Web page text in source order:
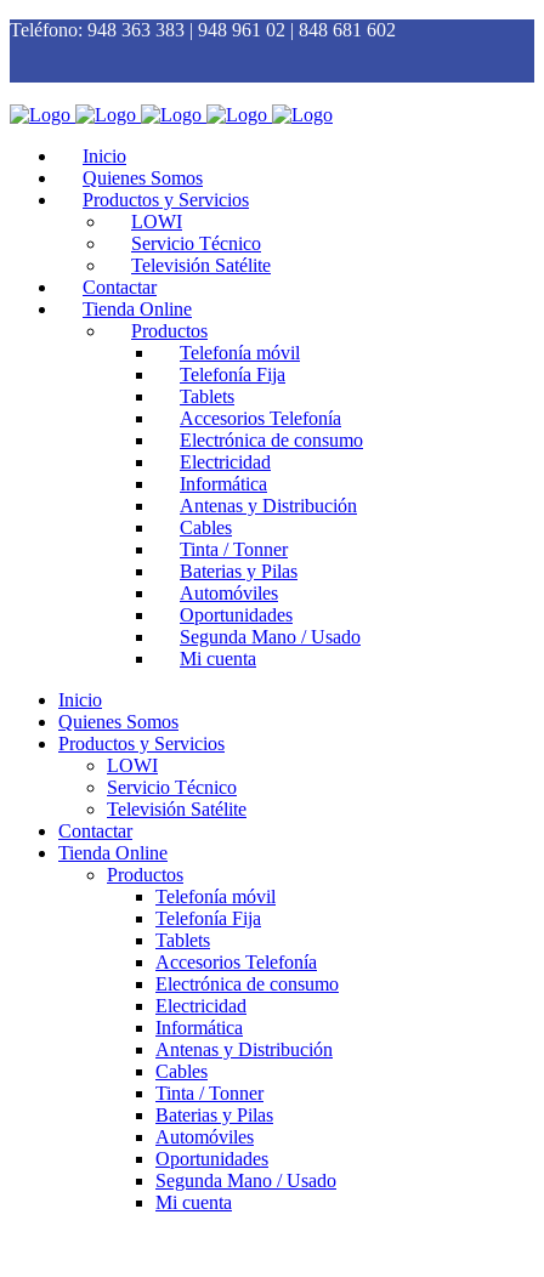
Teléfono: 948 363 383 | 948 961 02 | 848 681 602
Inicio
Quienes Somos
Productos y Servicios
LOWI
Servicio Técnico
Televisión Satélite
Contactar
Tienda Online
Productos
Telefonía móvil
Telefonía Fija
Tablets
Accesorios Telefonía
Electrónica de consumo
Electricidad
Informática
Antenas y Distribución
Cables
Tinta / Tonner
Baterias y Pilas
Automóviles
Oportunidades
Segunda Mano / Usado
Mi cuenta
Inicio
Quienes Somos
Productos y Servicios
LOWI
Servicio Técnico
Televisión Satélite
Contactar
Tienda Online
Productos
Telefonía móvil
Telefonía Fija
Tablets
Accesorios Telefonía
Electrónica de consumo
Electricidad
Informática
Antenas y Distribución
Cables
Tinta / Tonner
Baterias y Pilas
Automóviles
Oportunidades
Segunda Mano / Usado
Mi cuenta